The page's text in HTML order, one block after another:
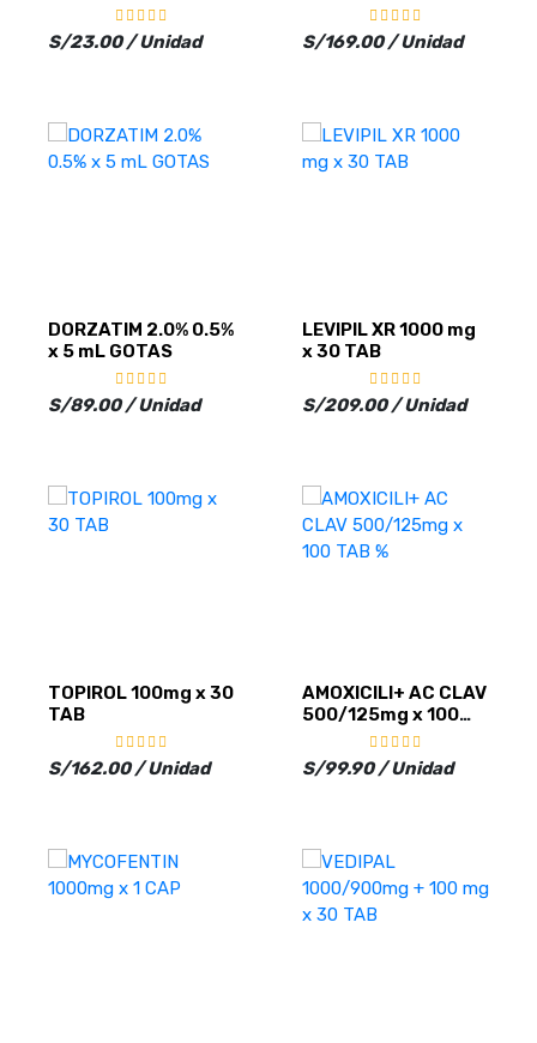
S/23.00 / Unidad
S/169.00 / Unidad
DORZATIM 2.0% 0.5%
x 5 mL GOTAS
S/89.00 / Unidad
LEVIPIL XR 1000 mg
x 30 TAB
S/209.00 / Unidad
TOPIROL 100mg x 30
TAB
S/162.00 / Unidad
AMOXICILI+ AC CLAV
500/125mg x 100
S/99.90 / Unidad